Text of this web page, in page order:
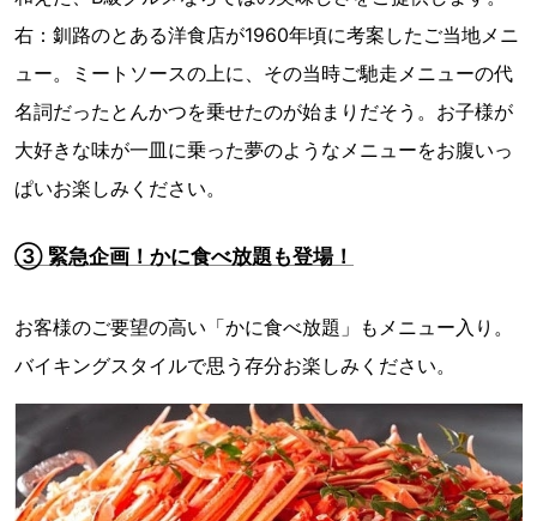
右：釧路のとある洋食店が1960年頃に考案したご当地メニ
ュー。ミートソースの上に、その当時ご馳走メニューの代
名詞だったとんかつを乗せたのが始まりだそう。お子様が
大好きな味が一皿に乗った夢のようなメニューをお腹いっ
ぱいお楽しみください。
③ 緊急企画！かに食べ放題も登場！
お客様のご要望の高い「かに食べ放題」もメニュー入り。
バイキングスタイルで思う存分お楽しみください。